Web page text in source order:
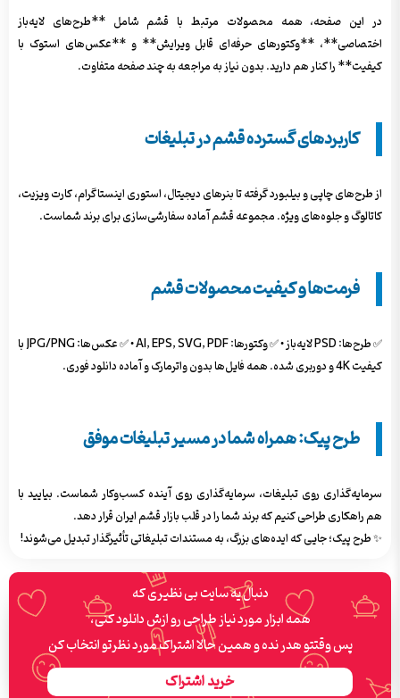
در این صفحه، همه محصولات مرتبط با قشم شامل **طرح‌های لایه‌باز
اختصاصی**، **وکتورهای حرفه‌ای قابل ویرایش** و **عکس‌های استوک با
کیفیت** را کنار هم دارید. بدون نیاز به مراجعه به چند صفحه متفاوت.
کاربردهای گسترده قشم در تبلیغات
از طرح‌های چاپی و بیلبورد گرفته تا بنرهای دیجیتال، استوری اینستاگرام، کارت ویزیت،
کاتالوگ و جلوه‌های ویژه. مجموعه قشم آماده سفارشی‌سازی برای برند شماست.
فرمت‌ها و کیفیت محصولات قشم
✅ طرح‌ها: PSD لایه‌باز • ✅ وکتورها: AI, EPS, SVG, PDF • ✅ عکس‌ها: JPG/PNG با
کیفیت 4K و دوربری شده. همه فایل‌ها بدون واترمارک و آماده دانلود فوری.
طرح پیک: همراه شما در مسیر تبلیغات موفق
سرمایه‌گذاری روی تبلیغات، سرمایه‌گذاری روی آینده کسب‌وکار شماست. بیایید با
هم راهکاری طراحی کنیم که برند شما را در قلب بازار قشم ایران قرار دهد.
✨ طرح پیک؛ جایی که ایده‌های بزرگ، به مستندات تبلیغاتی تأثیرگذار تبدیل می‌شوند!
دنبال یه سایت بی نظیری که
همه ابزار مورد نیاز طراحی رو ازش دانلود کنی،
پس وقتتو هدر نده و همین حالا اشتراک مورد نظرتو انتخاب کن
خرید اشتراک